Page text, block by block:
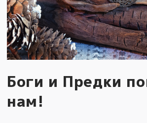
Боги и Предки
нам!